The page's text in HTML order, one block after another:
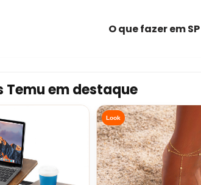
O que fazer em
Temu em destaque
Look